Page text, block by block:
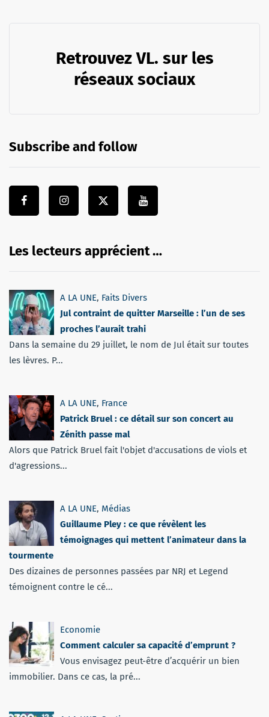
Retrouvez VL. sur les
réseaux sociaux
Subscribe and follow
Les lecteurs apprécient …
A LA UNE, Faits Divers
Jul contraint de quitter Marseille : l’un de ses
proches l’aurait trahi
Dans la semaine du 29 juillet, le nom de Jul était sur toutes
les lèvres. P...
A LA UNE, France
Patrick Bruel : ce détail sur son concert au
Zénith passe mal
Alors que Patrick Bruel fait l'objet d'accusations de viols et
d'agressions...
A LA UNE, Médias
Guillaume Pley : ce que révèlent les
témoignages qui mettent l’animateur dans la
tourmente
Des dizaines de personnes passées par NRJ et Legend
témoignent contre le cé...
Economie
Comment calculer sa capacité d’emprunt ?
Vous envisagez peut-être d’acquérir un bien
immobilier. Dans ce cas, la pré...